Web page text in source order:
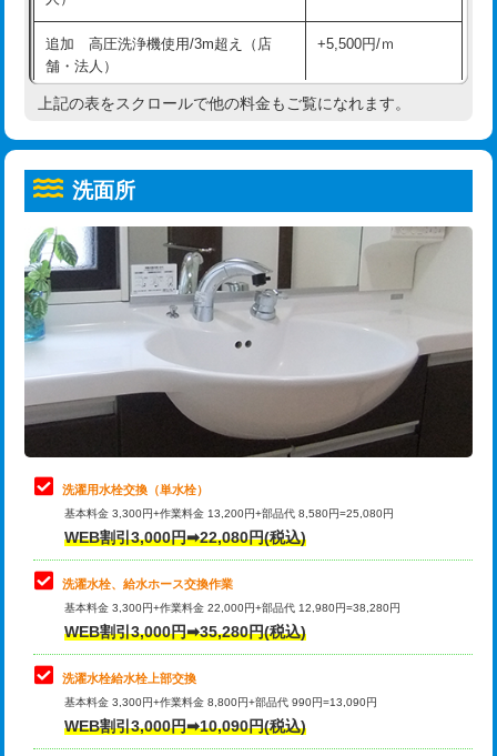
コンクリート斫り（厚さ10㎝超え）
モルタル補修（厚さ10㎝まで） 27,500円
モルタル補修（厚さ10㎝超え） 38,500円
洗面台設置 38,500円
追加人工
廃棄・処分 現場見積
※給水管工事は20mmまでの価格です。
給水管工事※（ホール加工)
給水管工事※（バンド止め) 3,300円
給水管工事※（支持金具設置) 5,500円
給水管工事※（保温材使用（バンド止
め込み）)
5,500円
給水管工事※（土の掘削・埋め戻し作
業)
11,000円
給水管工事※（塩ビ管（VP・HI）使
用/3ｍまで)
33,000円
給水管工事※（塩ビ管（VP・HI）使
用（追加）/3ｍ超え)
給水管工事※（ライニング鋼管・銅
管・ポリ管・HT管使用/3ｍまで)
44,000円
給水管工事※（ライニング鋼管・銅
管・ポリ管・HT管使用/3ｍ超え)
排水管工事（土の掘削・埋め戻し作
業）
排水管工事（排水管工事/3ｍまで） 55,000円
排水管工事（追加 排水管工事/3ｍ超
え）
マス交換（土の掘削・埋め戻し作業）
追加 高圧洗浄機使用/3m超え（店
舗・法人）
+5,500円/ｍ
高度高圧洗浄換 現地調査
トーラー機使用/3mまで
追加トーラー機使用/3m超え +3,300円
カメラ調査 33,000円
桝清掃
止水・漏水調査・防水処理・清掃・修
理・調整・分解・加工など（軽作業）
11,000円
止水・漏水調査・防水処理・清掃・修
理・調整・分解・加工など（中作業）
22,000円
止水・漏水調査・防水処理・清掃・修
理・調整・分解・加工など（重作業）
33,000円
キッチンタンク脱着
その他部品の脱着
交換・取付（タンク）
交換・取付(単水栓（壁付・デッキ
式）)
上記の表をスクロールで他の料金もご覧になれます。
洗面所
洗濯用水栓交換（単水栓）
基本料金 3,300円+作業料金 13,200円+部品代 8,580円=25,080円
WEB割引3,000円➡22,080円(税込)
洗濯水栓、給水ホース交換作業
基本料金 3,300円+作業料金 22,000円+部品代 12,980円=38,280円
WEB割引3,000円➡35,280円(税込)
洗濯水栓給水栓上部交換
基本料金 3,300円+作業料金 8,800円+部品代 990円=13,090円
WEB割引3,000円➡10,090円(税込)